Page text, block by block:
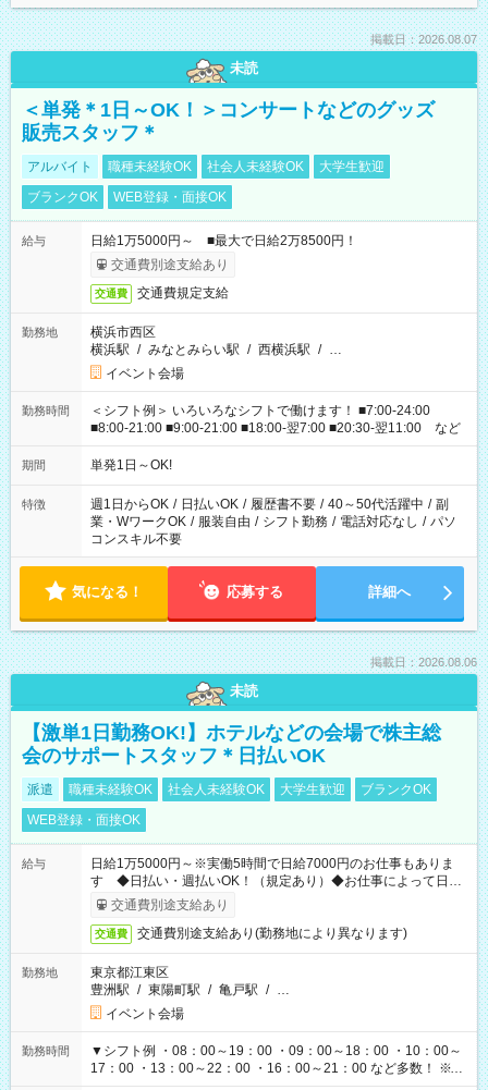
掲載日：2026.08.07
未読
＜単発＊1日～OK！＞コンサートなどのグッズ
販売スタッフ＊
アルバイト 職種未経験OK 社会人未経験OK
大学生歓迎
ブランクOK
WEB登録・面接OK
給与
日給1万5000円～ ■最大で日給2万8500円！
交通費別途支給あり
交通費 交通費規定支給
勤務地
横浜市西区
横浜駅 / みなとみらい駅 / 西横浜駅 / …
イベント会場
勤務時間
＜シフト例＞ いろいろなシフトで働けます！ ■7:00-24:00
■8:00-21:00 ■9:00-21:00 ■18:00-翌7:00 ■20:30-翌11:00 など
期間 単発1日～OK!
特徴 週1日からOK / 日払いOK / 履歴書不要 / 40～50代活躍中 / 副
業・WワークOK / 服装自由 / シフト勤務 / 電話対応なし / パソ
コンスキル不要
気になる！ 応募する 詳細へ
掲載日：2026.08.06
未読
【激単1日勤務OK!】ホテルなどの会場で株主総
会のサポートスタッフ＊日払いOK
派遣 職種未経験OK 社会人未経験OK 大学生歓迎
ブランクOK
WEB登録・面接OK
給与
日給1万5000円～※実働5時間で日給7000円のお仕事もありま
す ◆日払い・週払いOK！（規定あり）◆お仕事によって日給
も異なります
交通費別途支給あり
交通費 交通費別途支給あり(勤務地により異なります)
勤務地
東京都江東区
豊洲駅 / 東陽町駅 / 亀戸駅 / …
イベント会場
勤務時間
▼シフト例 ・08：00～19：00 ・09：00～18：00 ・10：00～
17：00 ・13：00～22：00 ・16：00～21：00 など多数！ ※お
仕事により勤務時間が異なります